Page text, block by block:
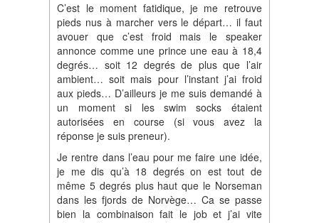
C’est le moment fatidique, je me retrouve
pieds nus à marcher vers le départ… il faut
avouer que c’est froid mais le speaker
annonce comme une prince une eau à 18,4
degrés… soit 12 degrés de plus que l’air
ambient… soit mais pour l’instant j’ai froid
aux pieds… D’ailleurs je me suis demandé à
un moment si les swim socks étaient
autorisées en course (si vous avez la
réponse je suis preneur).
Je rentre dans l’eau pour me faire une idée,
je me dis qu’à 18 degrés on est tout de
même 5 degrés plus haut que le Norseman
dans les fjords de Norvège… Ca se passe
bien la combinaison fait le job et j’ai vite